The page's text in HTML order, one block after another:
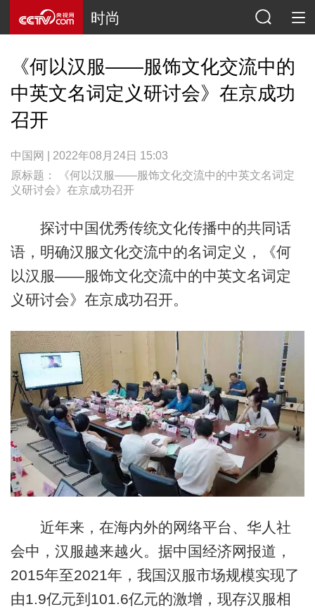
时尚
《何以汉服——服饰文化交流中的
中英文名词定义研讨会》在京成功
召开
中国网 | 2022年08月24日 15:03
原标题： 《何以汉服——服饰文化交流中的中英文名词定
义研讨会》在京成功召开
探讨中国优秀传统文化传播中的共同话
语，明确汉服文化交流中的名词定义，《何
以汉服——服饰文化交流中的中英文名词定
义研讨会》在京成功召开。
近年来，在海内外的网络平台、华人社
会中，汉服越来越火。据中国经济网报道，
2015年至2021年，我国汉服市场规模实现了
由1.9亿元到101.6亿元的激增，现存汉服相